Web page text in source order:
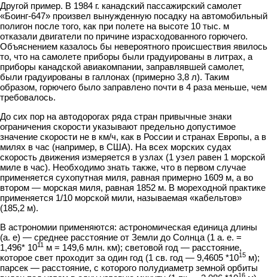
Другой пример. В 1984 г. канадский пассажирский самолет
«Боинг-647» произ­вел вынужденную посадку на автомобильный
полигон после того, как при поле­те на высоте 10 тыс. м
отказали двигатели по причине израсходованного горючего.
Объяснением казалось бы невероятного происшествия явилось
то, что на самоле­те приборы были градуированы в литрах, а
приборы канадской авиакомпании, заправлявшей самолет,
были градуированы в галлонах (примерно 3,8 л). Таким
образом, горючего было заправлено почти в 4 раза меньше, чем
требовалось.
До сих пор на автодорогах ряда стран привычные знаки
ограничения скорос­ти указывают предельно допустимое
значение скорости не в км/ч, как в России и странах Европы, а в
милях в час (например, в США). На всех морских судах
скорость движения измеряется в узлах (1 узел равен 1 морской
миле в час). Необ­ходимо знать также, что в первом случае
применяется сухопутная миля, равная примерно 1609 м, а во
втором — морская миля, равная 1852 м. В мореходной практике
применяется 1/10 морской мили, называемая «кабельтов»
(185,2 м).
В астрономии применяются: астрономическая единица длины
(а. е) — среднее расстояние от Земли до Солнца (1 а. е. =
1,496* 1011
м = 149,6 млн. км); световой год — расстояние,
которое свет проходит за один год (1 св. год — 9,4605 *1015 м);
парсек — расстояние, с которого полудиаметр земной орбиты
16